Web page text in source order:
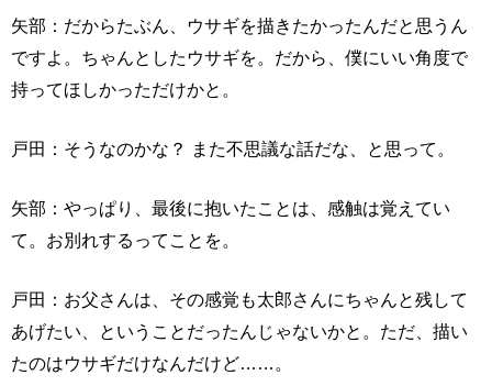
矢部：だからたぶん、ウサギを描きたかったんだと思うん
ですよ。ちゃんとしたウサギを。だから、僕にいい角度で
持ってほしかっただけかと。
戸田：そうなのかな？ また不思議な話だな、と思って。
矢部：やっぱり、最後に抱いたことは、感触は覚えてい
て。お別れするってことを。
戸田：お父さんは、その感覚も太郎さんにちゃんと残して
あげたい、ということだったんじゃないかと。ただ、描い
たのはウサギだけなんだけど……。